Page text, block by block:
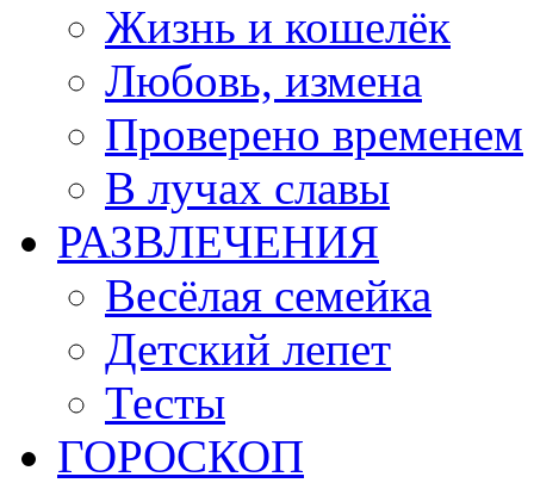
Жизнь и кошелёк
Любовь, измена
Проверено временем
В лучах славы
РАЗВЛЕЧЕНИЯ
Весёлая семейка
Детский лепет
Тесты
ГОРОСКОП